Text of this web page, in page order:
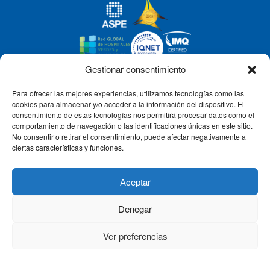
Gestionar consentimiento
Para ofrecer las mejores experiencias, utilizamos tecnologías como las
cookies para almacenar y/o acceder a la información del dispositivo. El
consentimiento de estas tecnologías nos permitirá procesar datos como el
comportamiento de navegación o las identificaciones únicas en este sitio.
No consentir o retirar el consentimiento, puede afectar negativamente a
ciertas características y funciones.
Aceptar
Denegar
Ver preferencias
CLÍNICA CEMTRO
QUIÉNES SOMOS